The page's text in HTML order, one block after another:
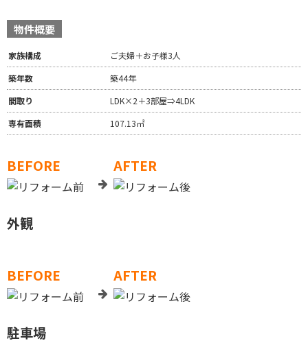
物件概要
家族構成
ご夫婦＋お子様3人
築年数
築44年
間取り
LDK×2＋3部屋⇒4LDK
専有面積
107.13㎡
BEFORE AFTER
外観
BEFORE AFTER
駐車場